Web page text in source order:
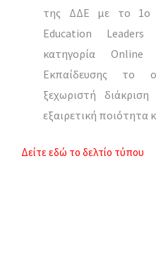
της ΔΔΕ με το 1ο
Education
κατηγορία
Εκπαίδευσης το
ξεχωριστή
εξαιρετική ποιότητα
Δείτε εδώ το δελτίο τύπου